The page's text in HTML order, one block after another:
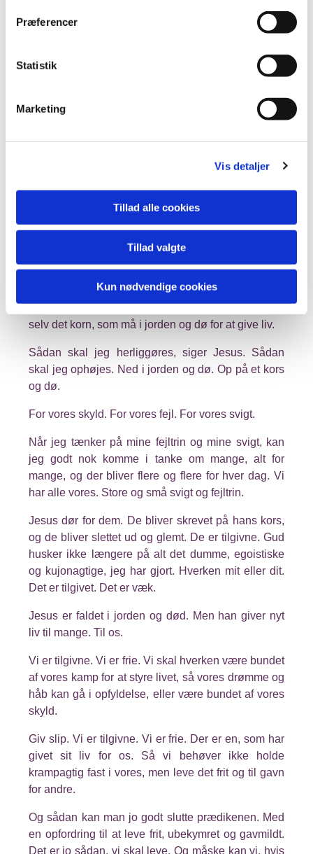
Præferencer
Statistik
Marketing
Vis detaljer
Tillad alle cookies
Tillad valgte
Kun nødvendige cookies
Giv slip. Også på det her liv, kan vi tilføje.
sit liv i denne verden, skal bevare det til evigt liv,
skal tænke dårligt om det, men at vi ikke skal sætte
det over alt andet. Vores liv er ikke til for at føre
begraver dem, så kan der vokse noget nyt og godt
ud af det.
Han viste det med sit eget liv. Han gav slip på de
sit liv som et helt almindeligt menneske. For han var
Guds søn, og der var andre veje for ham. Han er
selv det korn, som må i jorden og dø for at give liv.
Sådan skal jeg herliggøres, siger Jesus. Sådan
skal jeg ophøjes. Ned i jorden og dø. Op på et kors
og dø.
For vores skyld. For vores fejl. For vores svigt.
Når jeg tænker på mine fejltrin og mine svigt, kan
jeg godt nok komme i tanke om mange, alt for
mange, og der bliver flere og flere for hver dag. Vi
har alle vores. Store og små svigt og fejltrin.
Jesus dør for dem. De bliver skrevet på hans kors,
og de bliver slettet ud og glemt. De er tilgivne. Gud
husker ikke længere på alt det dumme, egoistiske
og kujonagtige, jeg har gjort. Hverken mit eller dit.
Det er tilgivet. Det er væk.
Jesus er faldet i jorden og død. Men han giver nyt
liv til mange. Til os.
Vi er tilgivne. Vi er frie. Vi skal hverken være bundet
af vores kamp for at styre livet, så vores drømme og
håb kan gå i opfyldelse, eller være bundet af vores
skyld.
Giv slip. Vi er tilgivne. Vi er frie. Der er en, som har
givet sit liv for os. Så vi behøver ikke holde
krampagtig fast i vores, men leve det frit og til gavn
for andre.
Og sådan kan man jo godt slutte prædikenen. Med
en opfordring til at leve frit, ubekymret og gavmildt.
Det er jo sådan, vi skal leve. Og måske kan vi, hvis